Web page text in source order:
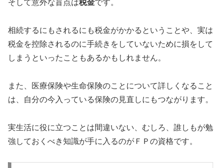
そして意外な盲点は税金です。
相続するにもされるにも税金がかかるということや、実は
税金を控除されるのに手続きをしていないために損をして
しまうといったこともあるかもしれません。
また、医療保険や生命保険のことについて詳しくなること
は、自分の今入っている保険の見直しにもつながります。
実生活に役に立つことは間違いない、むしろ、誰しもが勉
強しておくべき知識が手に入るのがＦＰの資格です。